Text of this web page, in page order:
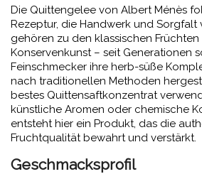
Die Quittengelee von Albert Ménès
Rezeptur, die Handwerk und Sorgfalt
gehören zu den klassischen
Konservenkunst – seit Generationen
Feinschmecker ihre herb-süße
nach traditionellen Methoden
bestes Quittensaftkonzentrat
künstliche Aromen oder chemische
entsteht hier ein Produkt, das die
Fruchtqualität bewahrt und verstärkt.
Geschmacksprofil